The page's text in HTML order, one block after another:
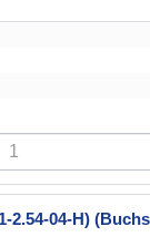
2.54-04-H)